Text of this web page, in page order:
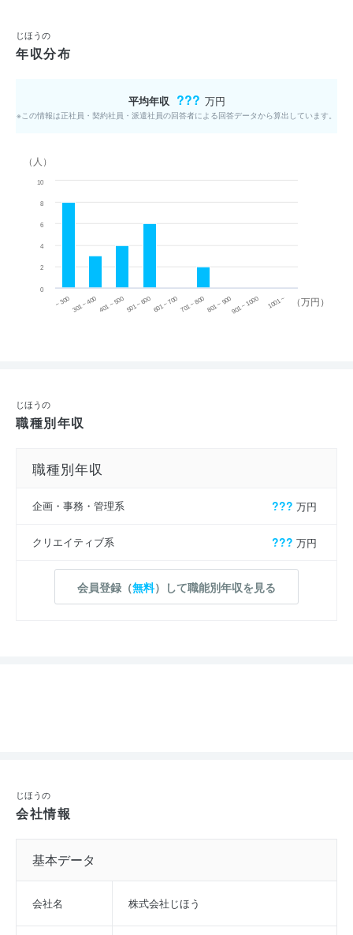
じほうの
年収分布
平均年収 ??? 万円
※この情報は正社員・契約社員・派遣社員の回答者による回答データから算出しています。
（万円）
（人）
~ 300 301 ~ 400 401 ~ 500501 ~ 600601 ~ 700701 ~ 800801 ~ 900901 ~ 1000 1001 ~
0
2
4
6
8
10
じほうの
職種別年収
職種別年収
企画・事務・管理系 ??? 万円
クリエイティブ系 ??? 万円
会員登録（無料）して職能別年収を見る
じほうの
会社情報
基本データ
会社名 株式会社じほう